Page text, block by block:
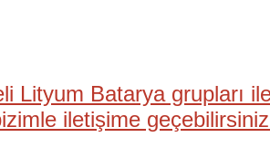
Lityum Batarya grupları
iletişime